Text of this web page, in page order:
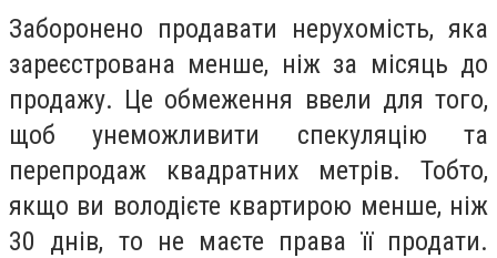
Заборонено продавати нерухомість, яка
зареєстрована менше, ніж за місяць до
продажу. Це обмеження ввели для того,
щоб унеможливити спекуляцію та
перепродаж квадратних метрів. Тобто,
якщо ви володієте квартирою менше, ніж
30 днів, то не маєте права її продати.